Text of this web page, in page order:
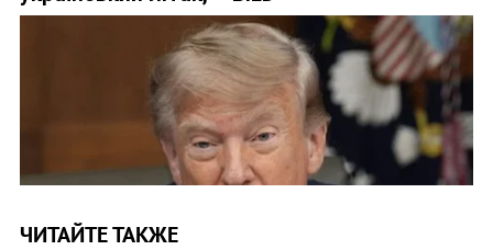
ЧИТАЙТЕ ТАКЖЕ